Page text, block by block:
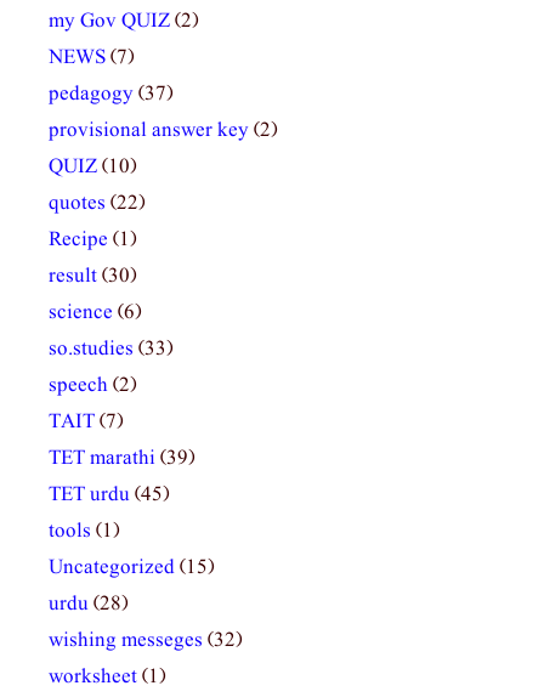
my Gov QUIZ(2)
NEWS(7)
pedagogy(37)
provisional answer key(2)
QUIZ(10)
quotes (22)
Recipe (1)
result(30)
science (6)
so.studies (33)
speech(2)
TAIT(7)
TET marathi(39)
TET urdu(45)
tools (1)
Uncategorized(15)
urdu(28)
wishing messeges (32)
worksheet(1)